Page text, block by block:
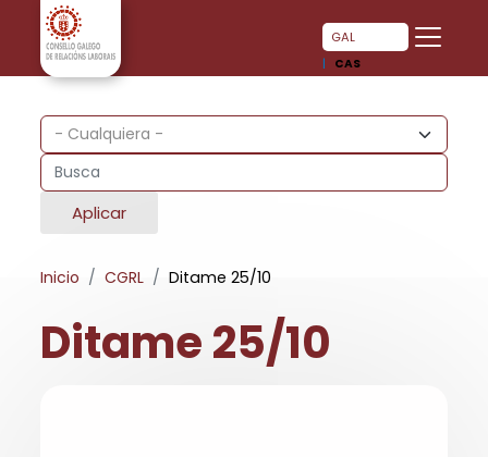
Pasar al contenido principal
GAL
CAS
Aplicar
Inicio CGRL Ditame 25/10
Ditame 25/10